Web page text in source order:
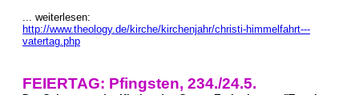
... weiterlesen:
http://www.theology.de/kirche/kirchenjahr/christi-himmelfahrt---
vatertag.php
FEIERTAG: Pfingsten, 234./24.5.